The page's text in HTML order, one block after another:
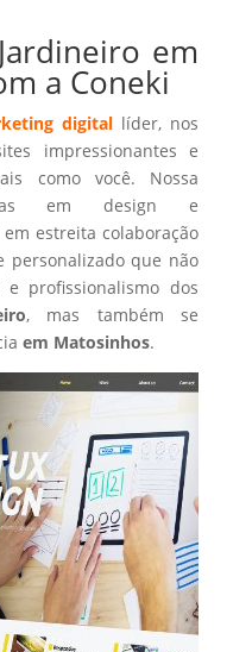
em
a Coneki
digital líder, nos
impressionantes e
como você. Nossa
em design e
estreita colaboração
personalizado que não
profissionalismo dos
, mas também se
em Matosinhos.